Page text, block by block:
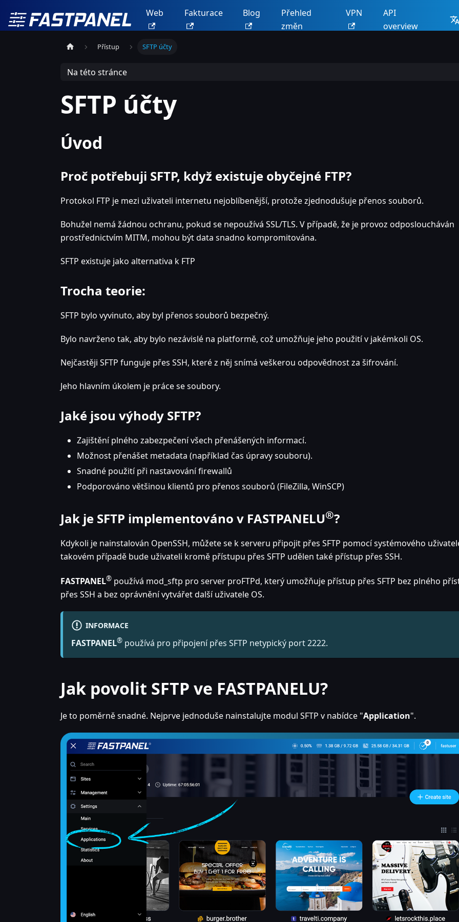
Web Fakturace Blog
Přehled
změn
VPN
API
overview
Přístup SFTP účty
Na této stránce
SFTP účty
Úvod
Proč potřebuji SFTP, když existuje obyčejné FTP?
Protokol FTP je mezi uživateli internetu nejoblíbenější, protože zjednodušuje přenos souborů.
Bohužel nemá žádnou ochranu, pokud se nepoužívá SSL/TLS. V případě, že je provoz odposloucháván
prostřednictvím MITM, mohou být data snadno kompromitována.
SFTP existuje jako alternativa k FTP
Trocha teorie:
SFTP bylo vyvinuto, aby byl přenos souborů bezpečný.
Bylo navrženo tak, aby bylo nezávislé na platformě, což umožňuje jeho použití v jakémkoli OS.
Nejčastěji SFTP funguje přes SSH, které z něj snímá veškerou odpovědnost za šifrování.
Jeho hlavním úkolem je práce se soubory.
Jaké jsou výhody SFTP?
Zajištění plného zabezpečení všech přenášených informací.
Možnost přenášet metadata (například čas úpravy souboru).
Snadné použití při nastavování firewallů
Podporováno většinou klientů pro přenos souborů (FileZilla, WinSCP)
Jak je SFTP implementováno v FASTPANELU®?
Kdykoli je nainstalován OpenSSH, můžete se k serveru připojit přes SFTP pomocí systémového
takovém případě bude uživateli kromě přístupu přes SFTP udělen také přístup přes SSH.
FASTPANEL® používá mod_sftp pro server proFTPd, který umožňuje přístup přes SFTP bez plného
přes SSH a bez oprávnění vytvářet další uživatele OS.
INFORMACE
FASTPANEL® používá pro připojení přes SFTP netypický port 2222.
Jak povolit SFTP ve FASTPANELU?
Je to poměrně snadné. Nejprve jednoduše nainstalujte modul SFTP v nabídce "Application".